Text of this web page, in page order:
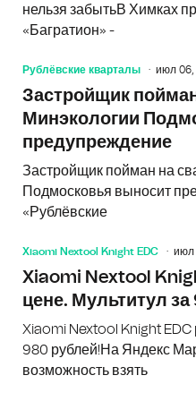
нельзя забытьВ Химках
«Багратион» -
Рублёвские кварталы июл 06,
Застройщик
Минэкологии
предупреждение
Застройщик пойман на
Подмосковья выносит
«Рублёвские
Xiaomi Nextool Knight EDC июл
Xiaomi Nextool
цене. Мультитул за
Xiaomi Nextool Knight EDC
980 рублей!На Яндекс
возможность взять